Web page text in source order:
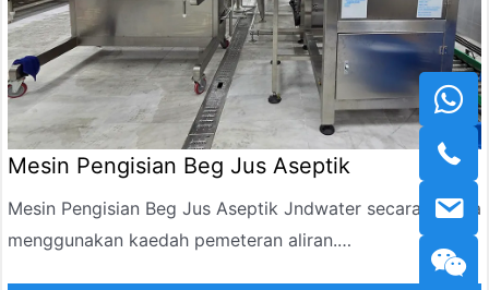
Mesin Pengisian Beg Jus Aseptik
Mesin Pengisian Beg Jus Aseptik Jndwater secara amnya
menggunakan kaedah pemeteran aliran.
Kantung aseptik juga boleh diukur dengan tepat dan diisi